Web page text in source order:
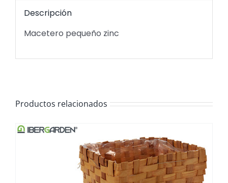
Descripción
Macetero pequeño zinc
Productos relacionados